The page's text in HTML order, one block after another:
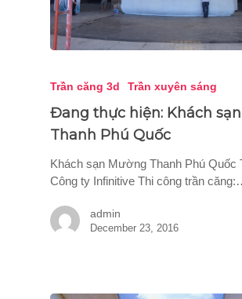
Trần căng 3d Trần xuyên sáng
Đang thực hiện: Khách
Thanh Phú Quốc
Khách sạn Mường Thanh Phú Quốc
Công ty Infinitive Thi công trần
admin
December 23, 2016